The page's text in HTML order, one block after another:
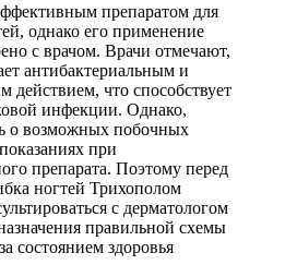
препаратом для
однако его применение
с врачом. Врачи отмечают,
антибактериальным и
действием, что способствует
инфекции. Однако,
о возможных побочных
при
препарата. Поэтому перед
ногтей Трихополом
с дерматологом
правильной схемы
состоянием здоровья